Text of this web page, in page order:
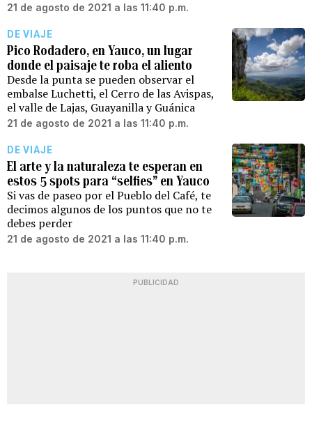
21 de agosto de 2021 a las 11:40 p.m.
DE VIAJE
Pico Rodadero, en Yauco, un lugar
donde el paisaje te roba el aliento
Desde la punta se pueden observar el
embalse Luchetti, el Cerro de las Avispas,
el valle de Lajas, Guayanilla y Guánica
21 de agosto de 2021 a las 11:40 p.m.
DE VIAJE
El arte y la naturaleza te esperan en
estos 5 spots para “selfies” en Yauco
Si vas de paseo por el Pueblo del Café, te
decimos algunos de los puntos que no te
debes perder
21 de agosto de 2021 a las 11:40 p.m.
PUBLICIDAD